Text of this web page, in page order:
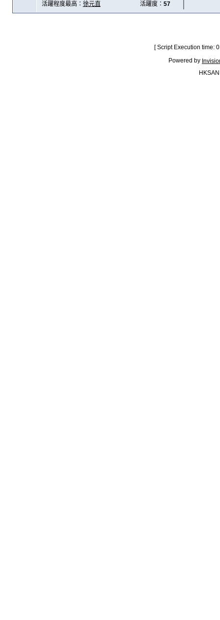
活躍程度最高： 徐元直 活躍度： 57
[ Script Execution time:
Powered by